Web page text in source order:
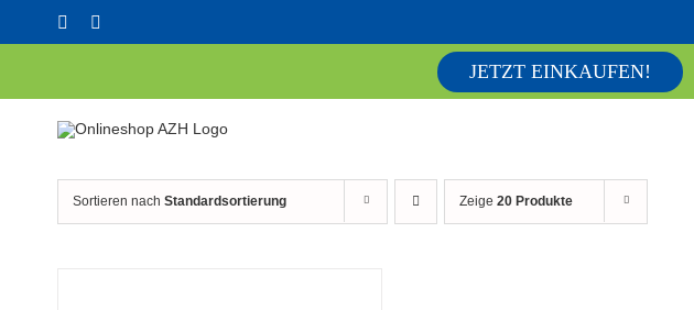
Facebook
JETZT EINKAUFEN!
Sortieren nach Standardsortierung Zeige 20 Produkte